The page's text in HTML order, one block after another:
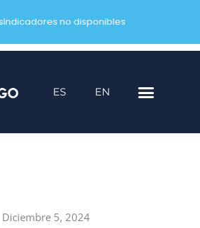
Indicadores no disponibles
ES EN
Diciembre 5, 2024